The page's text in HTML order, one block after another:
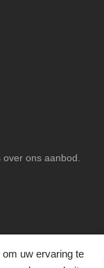
uw ervaring te
over ons aanbod.